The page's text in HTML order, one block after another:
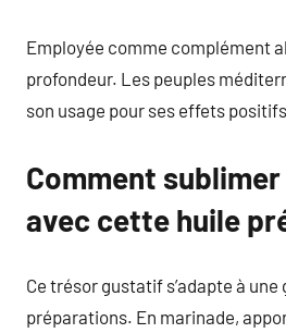
Employée comme complément
profondeur. Les peuples
son usage pour ses effets
Comment
avec cette huile
Ce trésor gustatif s’adapte à
préparations. En marinade,